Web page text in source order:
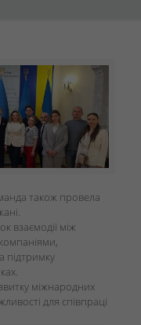
також провела
взаємодії між
підтримку
міжнародних
для співпраці